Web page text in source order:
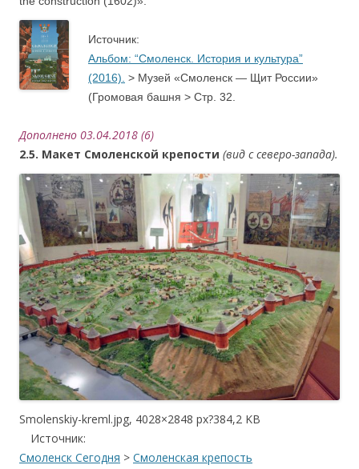
Источник:
Альбом: “Смоленск. История и культура”
(2016). > Музей «Смоленск — Щит России»
(Громовая башня > Стр. 32.
Дополнено 03.04.2018 (6)
2.5. Макет Смоленской крепости (вид с северо-запада).
Smolenskiy-kreml.jpg, 4028×2848 px?384,2 KB
Источник:
Смоленск Сегодня > Смоленская крепость